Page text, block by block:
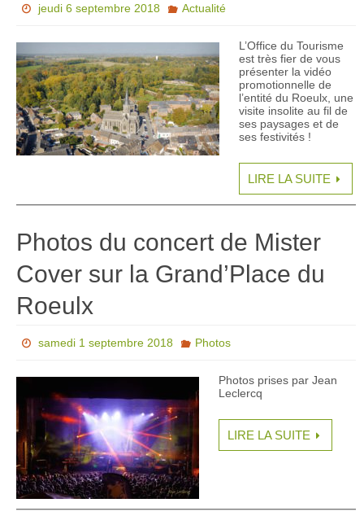
jeudi 6 septembre 2018 Actualité
L’Office du Tourisme
est très fier de vous
présenter la vidéo
promotionnelle de
l’entité du Roeulx, une
visite insolite au fil de
ses paysages et de
ses festivités !
LIRE LA SUITE
Photos du concert de Mister
Cover sur la Grand’Place du
Roeulx
samedi 1 septembre 2018 Photos
Photos prises par Jean
Leclercq
LIRE LA SUITE